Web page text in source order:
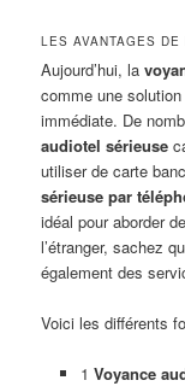
LES AVANTAGES
Aujourd’hui, la
comme une
immédiate. De
audiotel sérieuse
utiliser de carte
sérieuse par
idéal pour aborder
l’étranger, sachez
également des
Voici les différents
1 Voyance